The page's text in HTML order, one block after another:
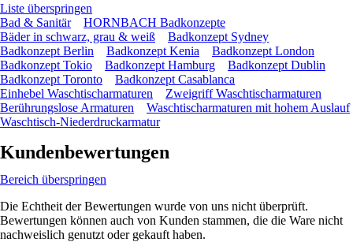
Liste überspringen
Bad & Sanitär
HORNBACH Badkonzepte
Bäder in schwarz, grau & weiß
Badkonzept Sydney
Badkonzept Berlin
Badkonzept Kenia
Badkonzept London
Badkonzept Tokio
Badkonzept Hamburg
Badkonzept Dublin
Badkonzept Toronto
Badkonzept Casablanca
Einhebel Waschtischarmaturen
Zweigriff Waschtischarmaturen
Berührungslose Armaturen
Waschtischarmaturen mit hohem Auslauf
Waschtisch-Niederdruckarmatur
Kundenbewertungen
Bereich überspringen
Die Echtheit der Bewertungen wurde von uns nicht überprüft.
Bewertungen können auch von Kunden stammen, die die Ware nicht
nachweislich genutzt oder gekauft haben.